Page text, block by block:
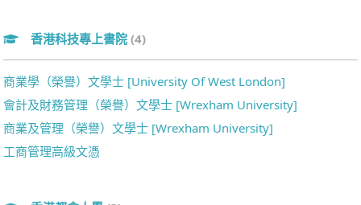
香港科技專上書院 (4)
商業學（榮譽）文學士 [University Of West London]
會計及財務管理（榮譽）文學士 [Wrexham University]
商業及管理（榮譽）文學士 [Wrexham University]
工商管理高級文憑